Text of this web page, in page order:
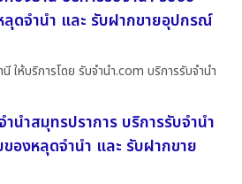
ดจำนำ และ รับฝากขายอุปกรณ์
ให้บริการโดย รับจํานํา.com บริการรับจำนำ
นำสมุทรปราการ บริการรับจำนำ
องหลุดจำนำ และ รับฝากขาย